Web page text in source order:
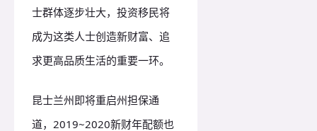
士群体逐步壮大，投资移民将
成为这类人士创造新财富、追
求更高品质生活的重要一环。
昆士兰州即将重启州担保通
道，2019~2020新财年配额也